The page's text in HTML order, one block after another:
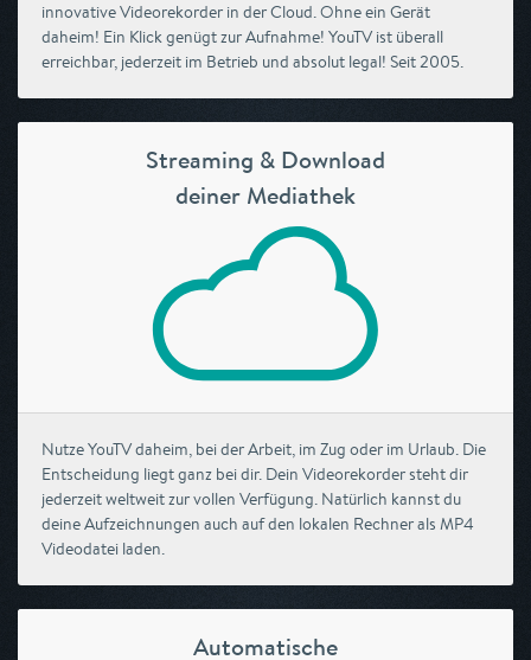
innovative Videorekorder in der Cloud. Ohne ein Gerät
daheim! Ein Klick genügt zur Aufnahme! YouTV ist überall
erreichbar, jederzeit im Betrieb und absolut legal! Seit 2005.
Streaming & Download
deiner Mediathek
Nutze YouTV daheim, bei der Arbeit, im Zug oder im Urlaub. Die
Entscheidung liegt ganz bei dir. Dein Videorekorder steht dir
jederzeit weltweit zur vollen Verfügung. Natürlich kannst du
deine Aufzeichnungen auch auf den lokalen Rechner als MP4
Videodatei laden.
Automatische